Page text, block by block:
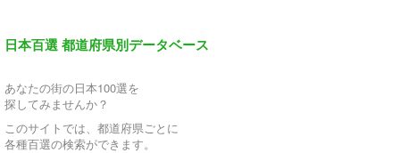
日本百選 都道府県別データベース
あなたの街の日本100選を
探してみませんか？
このサイトでは、都道府県ごとに
各種百選の検索ができます。